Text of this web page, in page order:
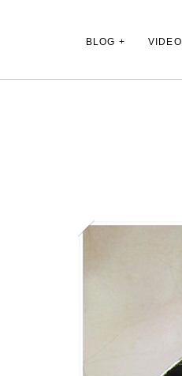
Main Menu
BLOG VIDEO